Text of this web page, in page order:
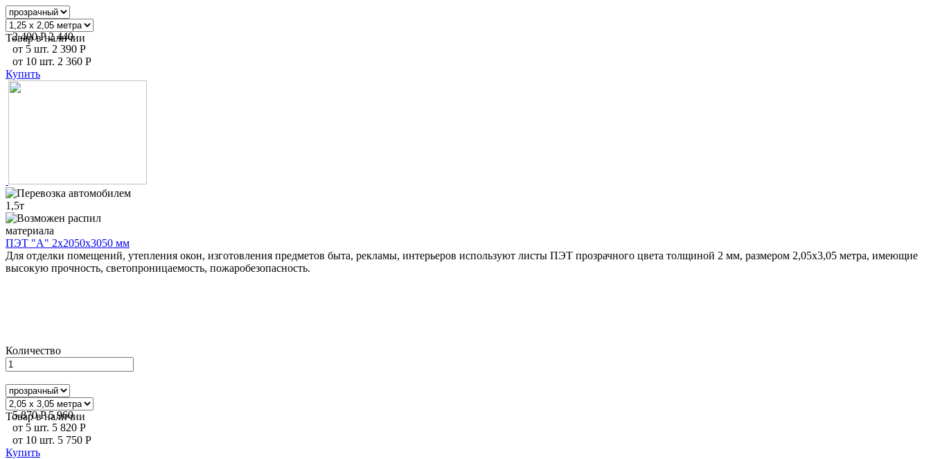
Товар в наличии
2 400 P 2 440
от 5 шт. 2 390 P
от 10 шт. 2 360 P
Купить
ПЭТ "А" 2х2050х3050 мм
Для отделки помещений, утепления окон, изготовления предметов быта, рекламы, интерьеров используют листы ПЭТ прозрачного цвета толщиной 2 мм, размером 2,05х3,05 метра, имеющие
высокую прочность, светопроницаемость, пожаробезопасность.
Количество
Товар в наличии
5 870 P 5 960
от 5 шт. 5 820 P
от 10 шт. 5 750 P
Купить